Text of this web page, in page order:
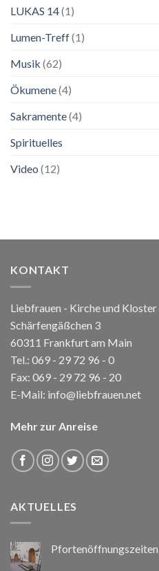
LUKAS 14(1)
Lumen-Treff(1)
Musik (62)
Ökumene(4)
Sakramente(4)
Spirituelles
Video (12)
KONTAKT
Liebfrauen - Kirche und
Schärfengäßchen 3
60311 Frankfurt am Main
Tel.: 069 - 29 72 96 - 0
Fax: 069 - 29 72 96 - 20
E-Mail: info@liebfrauen.net
Mehr zur Anreise
AKTUELLES
Pfortenöffnungszeiten